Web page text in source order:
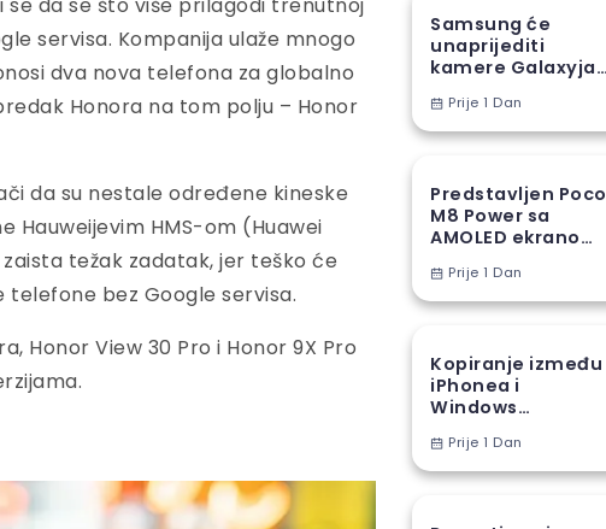
se da se što više prilagodi trenutnoj
servisa. Kompanija ulaže mnogo
dva nova telefona za globalno
Honora na tom polju – Honor
da su nestale određene kineske
Hauweijevim HMS-om (Huawei
težak zadatak, jer teško će
bez Google servisa.
Honor View 30 Pro i Honor 9X Pro
Samsung će
unaprijediti
kamere Galaxyja
proizvodnom
tehnikom
Prije 1 Dan
Predstavljen Poco
M8 Power sa
AMOLED ekranom i
baterijom
Prije 1 Dan
Kopiranje između
iPhonea i
Windows
EUPrije 1 Dan